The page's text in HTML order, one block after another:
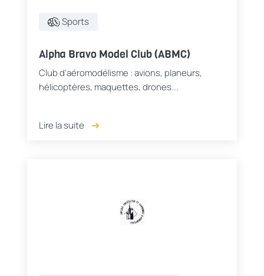
Sports
Alpha Bravo Model Club (ABMC)
Club d'aéromodélisme : avions, planeurs,
hélicoptères, maquettes, drones...
Lire la suite